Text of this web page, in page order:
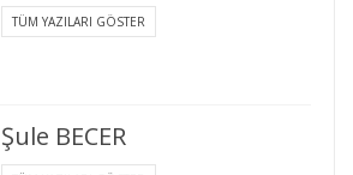
TÜM YAZILARI GÖSTER
Şule BECER